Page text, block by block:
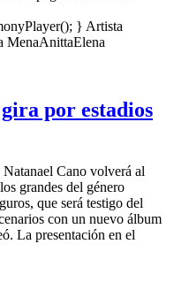
} Artista
MenaAnittaElena
por estadios
Cano volverá al
grandes del género
que será testigo del
con un nuevo álbum
La presentación en el